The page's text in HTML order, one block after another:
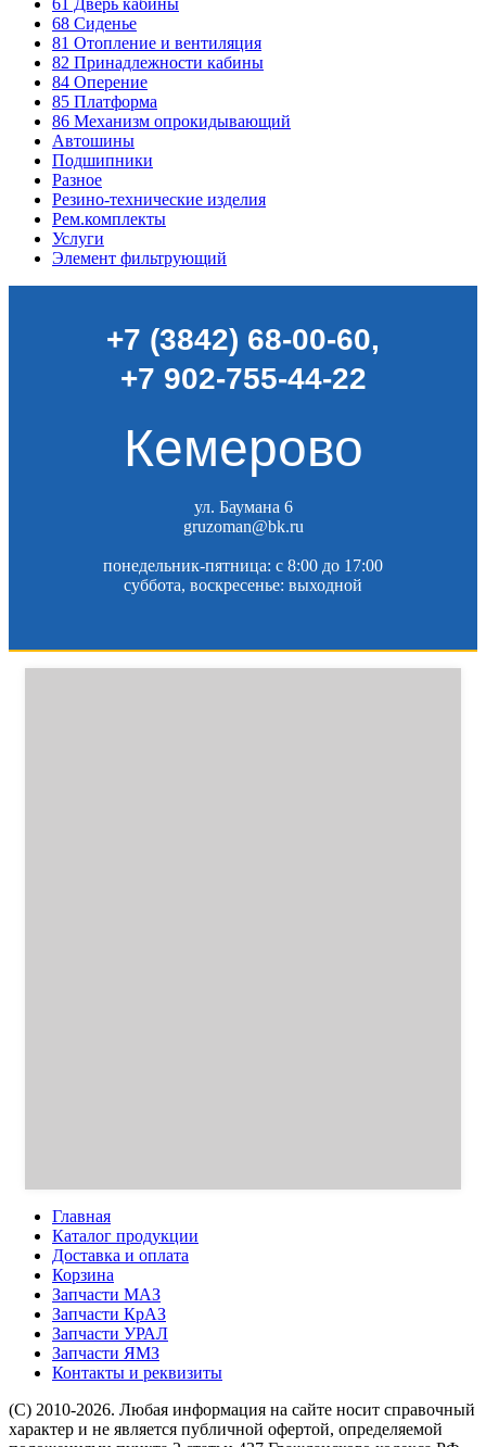
68 Сиденье
81 Отопление и вентиляция
82 Принадлежности кабины
84 Оперение
85 Платформа
86 Механизм опрокидывающий
Автошины
Подшипники
Разное
Резино-технические изделия
Рем.комплекты
Услуги
Элемент фильтрующий
+7 (3842) 68-00-60,
+7 902-755-44-22
Кемерово
ул. Баумана 6
gruzoman@bk.ru
понедельник-пятница: c 8:00 до 17:00
суббота, воскресенье: выходной
Главная
Каталог продукции
Доставка и оплата
Корзина
Запчасти МАЗ
Запчасти КрАЗ
Запчасти УРАЛ
Запчасти ЯМЗ
Контакты и реквизиты
(C) 2010-2026. Любая информация на сайте носит справочный
характер и не является публичной офертой, определяемой